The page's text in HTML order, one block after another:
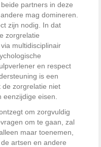
partners in deze
mag domineren.
zijn nodig. In dat
zorgrelatie
multidisciplinair
en respect
is een
de zorgrelatie niet
eisen.
om zorgvuldig
om te gaan, zal
maar toenemen,
artsen en andere